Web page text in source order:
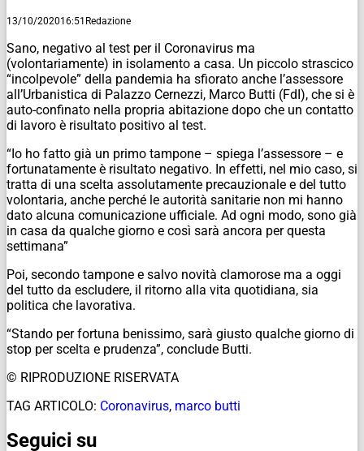
13/10/202016:51 Redazione
Sano, negativo al test per il Coronavirus ma
(volontariamente) in isolamento a casa. Un piccolo strascico
“incolpevole” della pandemia ha sfiorato anche l’assessore
all’Urbanistica di Palazzo Cernezzi, Marco Butti (FdI), che si è
auto-confinato nella propria abitazione dopo che un contatto
di lavoro è risultato positivo al test.
“Io ho fatto già un primo tampone – spiega l’assessore – e
fortunatamente è risultato negativo. In effetti, nel mio caso, si
tratta di una scelta assolutamente precauzionale e del tutto
volontaria, anche perché le autorità sanitarie non mi hanno
dato alcuna comunicazione ufficiale. Ad ogni modo, sono già
in casa da qualche giorno e così sarà ancora per questa
settimana”
Poi, secondo tampone e salvo novità clamorose ma a oggi
del tutto da escludere, il ritorno alla vita quotidiana, sia
politica che lavorativa.
“Stando per fortuna benissimo, sarà giusto qualche giorno di
stop per scelta e prudenza”, conclude Butti.
© RIPRODUZIONE RISERVATA
TAG ARTICOLO: Coronavirus, marco butti
Seguici su